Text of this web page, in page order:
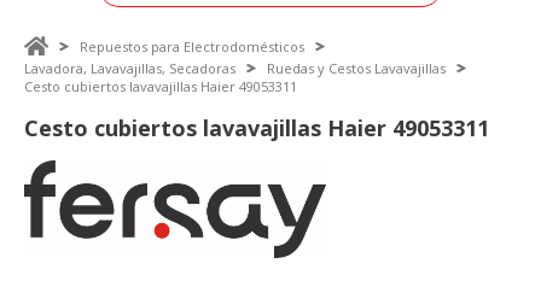
Repuestos para Electrodomésticos
Lavadora, Lavavajillas, Secadoras
Ruedas y Cestos Lavavajillas
Cesto cubiertos lavavajillas Haier 49053311
Cesto cubiertos lavavajillas Haier 49053311